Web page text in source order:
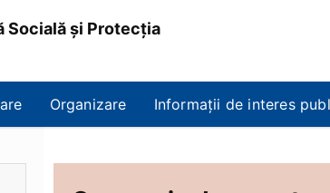
Socială și Protecția
Organizare Informații de interes